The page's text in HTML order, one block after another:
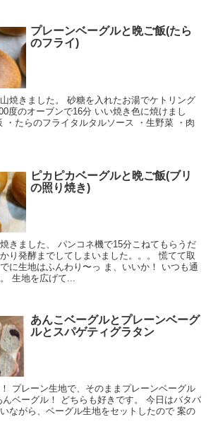
プレーンベーグルと晩ご飯(たら
のフライ)
焼きました。 砂糖を入れたお湯でケトリング
度のオーブンで16分 いい焼き色に焼けまし
・たらのフライタルタルソース ・生野菜 ・肉
ピカピカベーグルと晩ご飯(ブリ
の照り焼き)
きました、 パンコネ機で15分こねてもらうだ
り発酵までしてしまいました。。。 慌てて取
に生地はふんわり〜っ ま、いいか！ いつも通
生地を広げて...
あんこベーグルとプレーンベーグ
ルとスパゲティグラタン
プレーン生地で、そのままプレーンベーグル
んベーグル！ どちらも好きです。 今日はバタバ
ながら、ベーグル生地をセットしたので 案の